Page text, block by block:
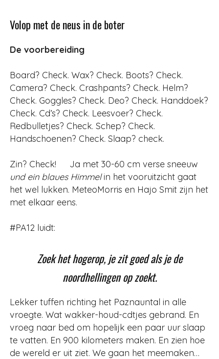
Volop met de neus in de boter
De voorbereiding
Board? Check. Wax? Check. Boots? Check.
Camera? Check. Crashpants? Check. Helm?
Check. Goggles? Check. Deo? Check. Handdoek?
Check. Cd’s? Check. Leesvoer? Check.
Redbulletjes? Check. Schep? Check.
Handschoenen? Check. Slaap? check.
Zin? Check! Ja met 30-60 cm verse sneeuw
und ein blaues Himmelin het vooruitzicht gaat
het wel lukken. MeteoMorris en Hajo Smit zijn het
met elkaar eens.
#PA12 luidt:
Zoek het hogerop, je zit goed als je de
noordhellingen op zoekt.
Lekker tuffen richting het Paznauntal in alle
vroegte. Wat wakker-houd-cdtjes gebrand. En
vroeg naar bed om hopelijk een paar uur slaap
te vatten. En 900 kilometers maken. En zien hoe
de wereld er uit ziet. We gaan het meemaken…